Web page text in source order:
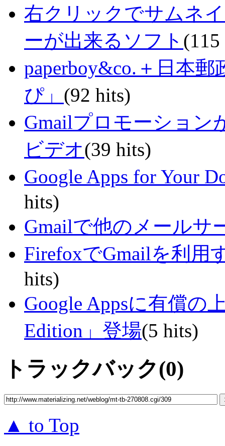
右クリックでサムネ
ーが出来るソフト
paperboy&co.＋日本
ぴ」 (92 hits)
Gmailプロモーション
ビデオ(39 hits)
Google Apps for Your
hits)
Gmailで他のメールサ
FirefoxでGmailを利用
hits)
Google Appsに有償の
Edition」登場(5 hits)
トラックバック(0)
▲ to Top